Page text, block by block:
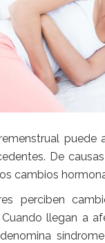
De
cambios
perciben
Cuando llegan a